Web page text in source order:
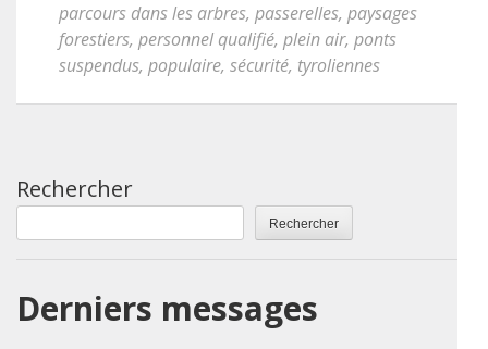
parcours dans les arbres, passerelles, paysages
forestiers, personnel qualifié, plein air, ponts
suspendus, populaire, sécurité, tyroliennes
Rechercher
Rechercher
Derniers messages